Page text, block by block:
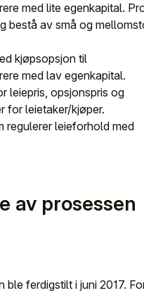
med lite egenkapital.
bestå av små og
kjøpsopsjon til
med lav egenkapital.
leiepris, opsjonspris og
for leietaker/kjøper.
regulerer leieforhold med
av prosessen
ble ferdigstilt i juni 2017.